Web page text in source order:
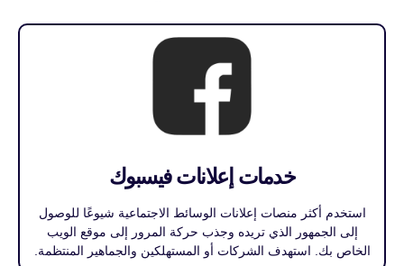
خدمات إعلانات فيسبوك
استخدم أكثر منصات إعلانات الوسائط الاجتماعية شيوعًا للوصول
إلى الجمهور الذي تريده وجذب حركة المرور إلى موقع الويب
الخاص بك. استهدف الشركات أو المستهلكين والجماهير المنتظمة.